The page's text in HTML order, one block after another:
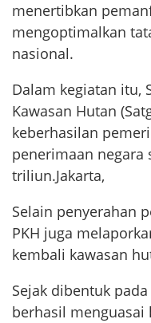
menertibkan
mengoptimalkan
nasional.
Dalam kegiatan itu,
Kawasan Hutan
keberhasilan
penerimaan negara
triliun.Jakarta,
Selain penyerahan
PKH juga
kembali kawasan
Sejak dibentuk pada
berhasil menguasai